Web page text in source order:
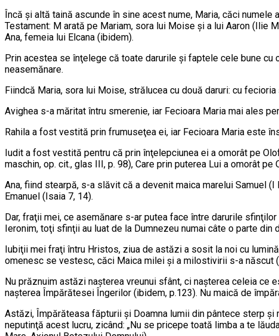
Încă şi altă taină ascunde în sine acest nume, Maria, căci
Testament: M arată pe Ma­riam, sora lui Moise şi a lui Aaron (Ilie
Ana, fe­meia lui Elcana (ibidem).
Prin acestea se înţelege că toate da­rurile şi faptele cele bune
neasemănare.
Fiind­că Maria, sora lui Moise, strălucea cu două daruri: cu
Avighea s-a măritat întru smerenie, iar Fe­cioa­ra Ma­ria mai ales
Rahila a fost ves­tită prin frumuseţea ei, iar Fecioara Maria este
Iudit a fost vestită pen­tru că prin înţelepciunea ei a omorât pe
mas­chin, op. cit., glas III, p. 98), Care prin puterea Lui a omorât pe
Ana, fiind stearpă, s-a slă­vit că a devenit maica marelui Samuel
Emanuel (Isaia 7, 14).
Dar, fraţii mei, ce asemănare s-ar putea face între da­rurile
Ieronim, toţi sfinţii au luat de la Dumnezeu numai câte o parte
Iubiţii mei fraţi întru Hristos, ziua de astăzi a sosit la noi cu
omenesc se vestesc, căci Maica milei şi a milostivirii s-a născut
Nu prăznuim astăzi naşterea vreunui sfânt, ci naşterea celeia
naşterea Împărătesei Îngerilor (ibidem, p.123). Nu maică de
Astăzi, Împărăteasa făpturii şi Doamna lumii din pântece sterp
neputinţă acest lucru, zicând: „Nu se pricepe toată limba a te